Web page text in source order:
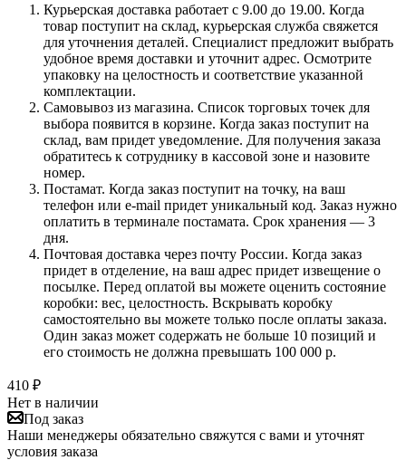
Курьерская доставка работает с 9.00 до 19.00. Когда
товар поступит на склад, курьерская служба свяжется
для уточнения деталей. Специалист предложит выбрать
удобное время доставки и уточнит адрес. Осмотрите
упаковку на целостность и соответствие указанной
комплектации.
Самовывоз из магазина. Список торговых точек для
выбора появится в корзине. Когда заказ поступит на
склад, вам придет уведомление. Для получения заказа
обратитесь к сотруднику в кассовой зоне и назовите
номер.
Постамат. Когда заказ поступит на точку, на ваш
телефон или e-mail придет уникальный код. Заказ нужно
оплатить в терминале постамата. Срок хранения — 3
дня.
Почтовая доставка через почту России. Когда заказ
придет в отделение, на ваш адрес придет извещение о
посылке. Перед оплатой вы можете оценить состояние
коробки: вес, целостность. Вскрывать коробку
самостоятельно вы можете только после оплаты заказа.
Один заказ может содержать не больше 10 позиций и
его стоимость не должна превышать 100 000 р.
410 ₽
Нет в наличии
Под заказ
Наши менеджеры обязательно свяжутся с вами и уточнят
условия заказа